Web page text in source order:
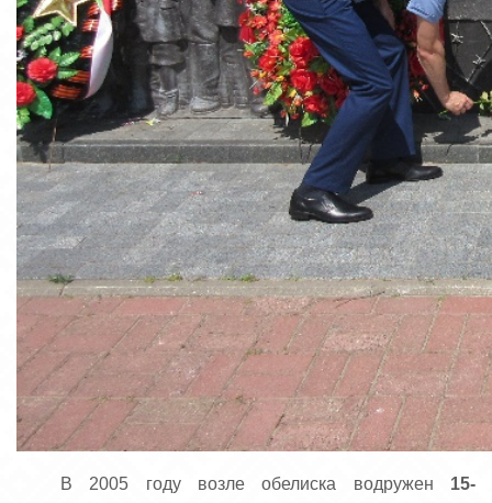
В 2005 году возле обелиска водружен 15-